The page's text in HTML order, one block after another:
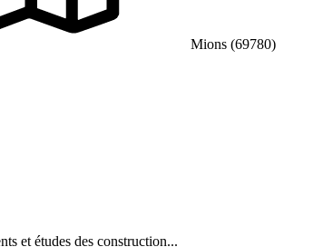
Mions (69780)
et études des construction...